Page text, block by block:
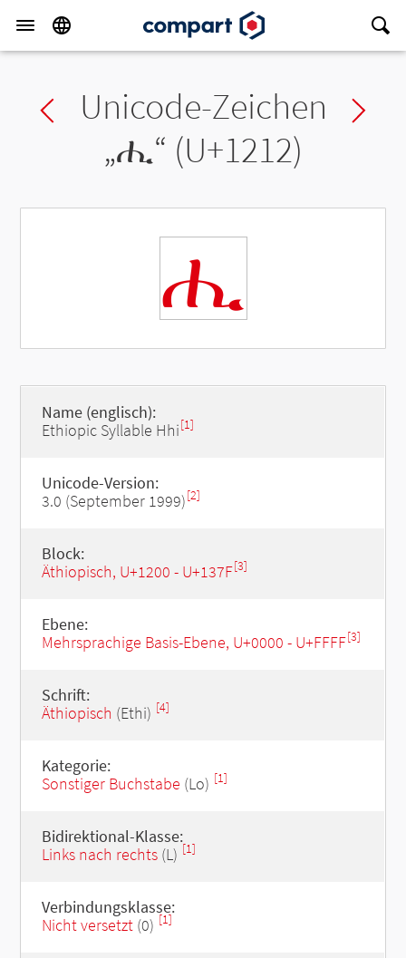
Previous char
Unicode-Zeichen
„ሒ“ (U+1212)
ሒ
Name (englisch):
Ethiopic Syllable Hhi[1]
Unicode-Version:
3.0 (September 1999)[2]
Block:
Äthiopisch, U+1200 - U+137F[3]
Ebene:
Mehrsprachige Basis-Ebene, U+0000 - U+FFFF[3]
Schrift:
Äthiopisch (Ethi) [4]
Kategorie:
Sonstiger Buchstabe (Lo) [1]
Bidirektional-Klasse:
Links nach rechts(L) [1]
Verbindungsklasse:
Nicht versetzt(0) [1]